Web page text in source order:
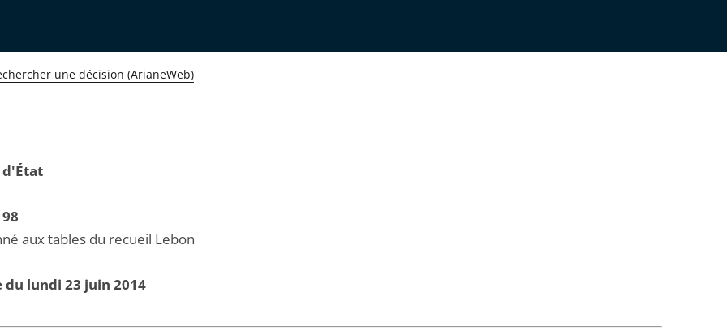
une décision (ArianeWeb)
d'État
aux tables du recueil Lebon
du lundi 23 juin 2014